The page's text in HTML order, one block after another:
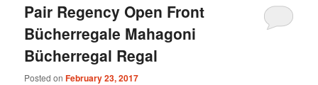
Pair Regency Open Front
Bücherregale Mahagoni
Bücherregal Regal
Posted onFebruary 23, 2017